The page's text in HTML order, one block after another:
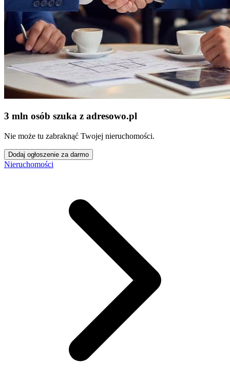
3 mln osób szuka z adresowo.pl
Nie może tu zabraknąć Twojej nieruchomości.
Dodaj ogłoszenie za darmo
Nieruchomości